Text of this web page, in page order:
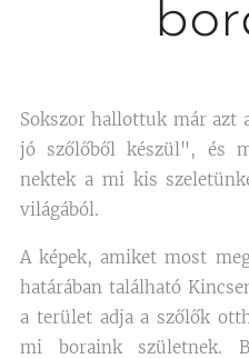
Sokszor hallottuk már azt
jó szőlőből készül", és
nektek a mi kis
világából.
A képek, amiket most
határában található
a terület adja a szőlők
mi boraink születnek.